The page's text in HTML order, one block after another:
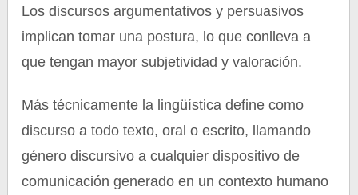
Los discursos argumentativos y persuasivos
implican tomar una postura, lo que conlleva a
que tengan mayor subjetividad y valoración.
Más técnicamente la lingüística define como
discurso a todo texto, oral o escrito, llamando
género discursivo a cualquier dispositivo de
comunicación generado en un contexto humano